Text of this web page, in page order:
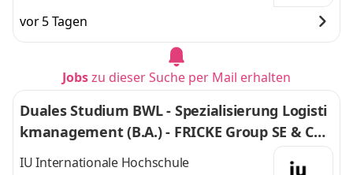
vor 5 Tagen
Jobszu dieser Suche per Mail erhalten
Duales Studium BWL - Spezialisierung Logisti
kmanagement (B.A.) - FRICKE Group SE & Co.
KG
IU Internationale Hochschule